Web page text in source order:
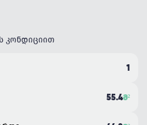
კონდიციით
1
55.4Მ²